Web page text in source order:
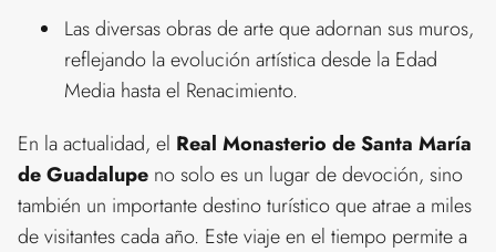
Las diversas obras de arte que adornan sus muros,
reflejando la evolución artística desde la Edad
Media hasta el Renacimiento.
En la actualidad, el Real Monasterio de Santa María
de Guadalupe no solo es un lugar de devoción, sino
también un importante destino turístico que atrae a miles
de visitantes cada año. Este viaje en el tiempo permite a